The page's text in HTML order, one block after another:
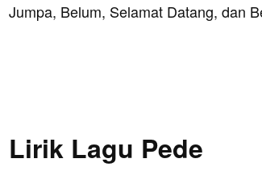
Jumpa, Belum, Selamat Datang, dan
Lirik Lagu Pede